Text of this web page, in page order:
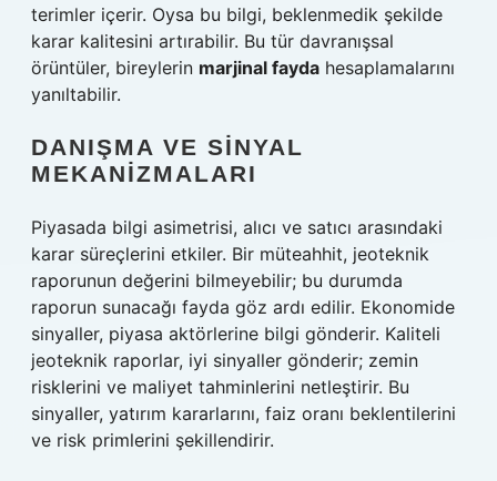
terimler içerir. Oysa bu bilgi, beklenmedik şekilde
karar kalitesini artırabilir. Bu tür davranışsal
örüntüler, bireylerin marjinal fayda hesaplamalarını
yanıltabilir.
DANIŞMA VE SINYAL
MEKANIZMALARI
Piyasada bilgi asimetrisi, alıcı ve satıcı arasındaki
karar süreçlerini etkiler. Bir müteahhit, jeoteknik
raporunun değerini bilmeyebilir; bu durumda
raporun sunacağı fayda göz ardı edilir. Ekonomide
sinyaller, piyasa aktörlerine bilgi gönderir. Kaliteli
jeoteknik raporlar, iyi sinyaller gönderir; zemin
risklerini ve maliyet tahminlerini netleştirir. Bu
sinyaller, yatırım kararlarını, faiz oranı beklentilerini
ve risk primlerini şekillendirir.